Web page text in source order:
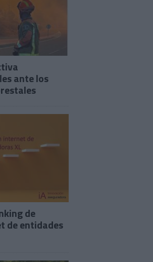
ante los
de
de entidades